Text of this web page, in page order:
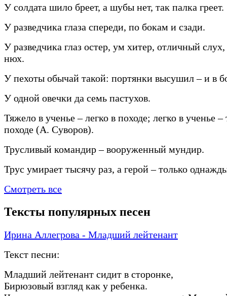
У солдата шило бреет, а шубы нет, так палка греет.
У разведчика глаза спереди, по бокам и сзади.
У разведчика глаз остер, ум хитер, отличный
нюх.
У пехоты обычай такой: портянки высушил – и в
У одной овечки да семь пастухов.
Тяжело в ученье – легко в походе; легко в ученье –
походе (А. Суворов).
Трусливый командир – вооруженный мундир.
Трус умирает тысячу раз, а герой – только
Смотреть все
Тексты популярных песен
Ирина Аллегрова - Младший лейтенант
Текст песни:
Младший лейтенант сидит в сторонке,
Бирюзовый взгляд как у ребенка.